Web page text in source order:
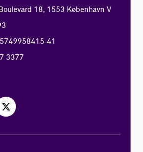
18, 1553 København V
41
3377